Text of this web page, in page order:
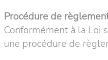
Procédure de
Conformément à la Loi
une procédure de